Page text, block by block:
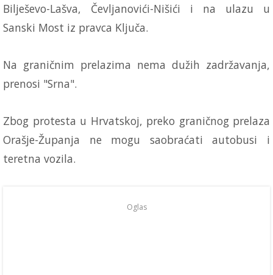
Bilješevo-Lašva, Čevljanovići-Nišići i na ulazu u
Sanski Most iz pravca Ključa.
Na graničnim prelazima nema dužih zadržavanja,
prenosi "Srna".
Zbog protesta u Hrvatskoj, preko graničnog prelaza
Orašje-Županja ne mogu saobraćati autobusi i
teretna vozila.
Oglas